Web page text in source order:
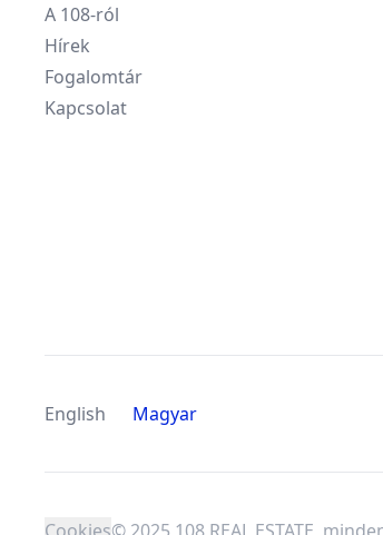
A 108-ról
Hírek
Fogalomtár
Kapcsolat
English Magyar